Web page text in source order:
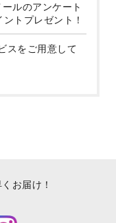
ルのアンケート
トプレゼント！
スをご用意して
お届け！